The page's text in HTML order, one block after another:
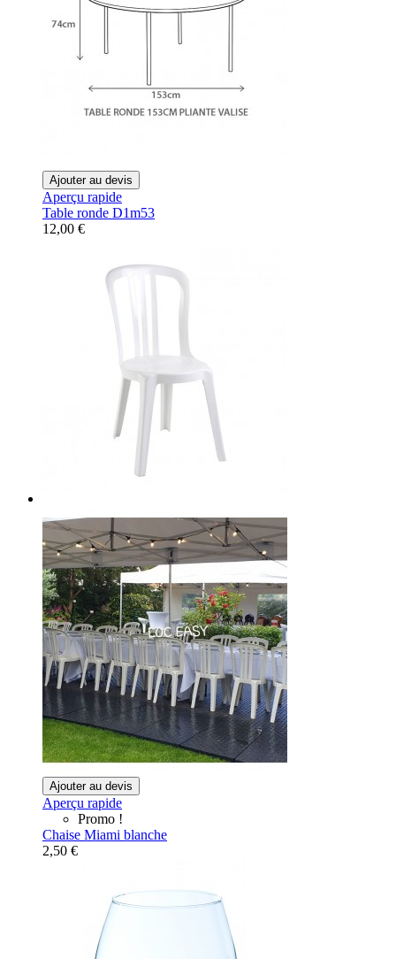
Ajouter au devis
Aperçu rapide
Table ronde D1m53
12,00 €
Ajouter au devis
Aperçu rapide
Promo !
Chaise Miami blanche
2,50 €